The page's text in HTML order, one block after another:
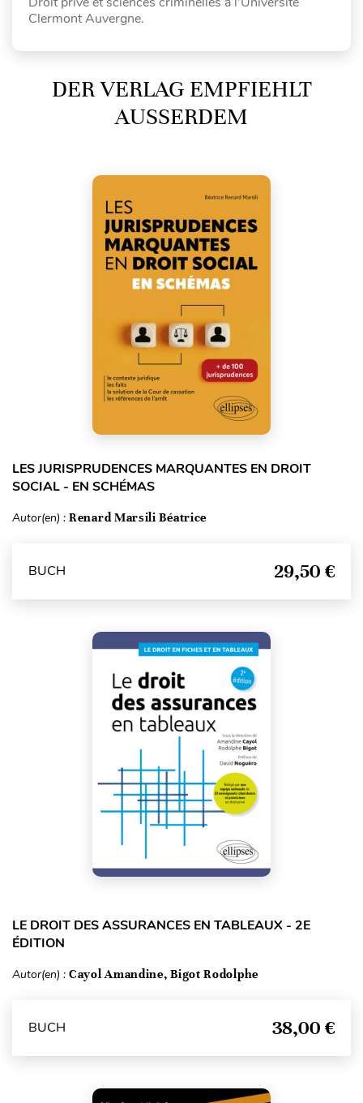
Clermont Auvergne.
DER VERLAG EMPFIEHLT
AUSSERDEM
LES JURISPRUDENCES MARQUANTES EN DROIT
SOCIAL - EN SCHÉMAS
Autor(en) : Renard Marsili Béatrice
BUCH 29,50 €
LE DROIT DES ASSURANCES EN TABLEAUX - 2E
ÉDITION
Autor(en) : Cayol Amandine, Bigot Rodolphe
BUCH 38,00 €